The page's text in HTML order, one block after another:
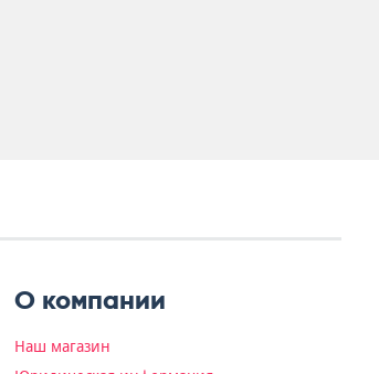
О компании
Наш магазин